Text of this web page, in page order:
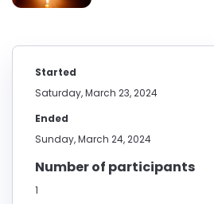
Started
Saturday, March 23, 2024
Ended
Sunday, March 24, 2024
Number of participants
1